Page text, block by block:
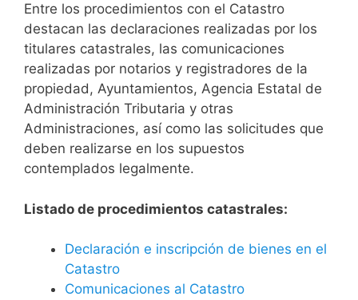
Entre los procedimientos con el Catastro
destacan las declaraciones realizadas por los
titulares catastrales, las comunicaciones
realizadas por notarios y registradores de la
propiedad, Ayuntamientos, Agencia Estatal de
Administración Tributaria y otras
Administraciones, así como las solicitudes que
deben realizarse en los supuestos
contemplados legalmente.
Listado de procedimientos catastrales:
Declaración e inscripción de bienes en el
Catastro
Comunicaciones al Catastro